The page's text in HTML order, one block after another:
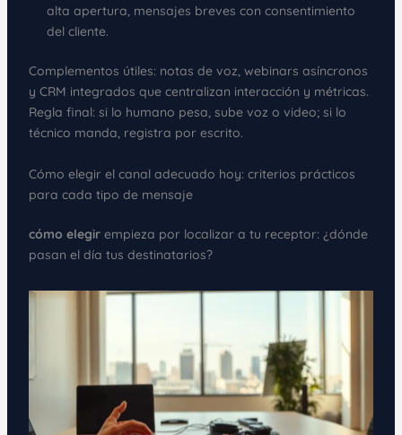
alta apertura, mensajes breves con consentimiento
del cliente.
Complementos útiles: notas de voz, webinars asíncronos
y CRM integrados que centralizan interacción y métricas.
Regla final: si lo humano pesa, sube voz o video; si lo
técnico manda, registra por escrito.
Cómo elegir el canal adecuado hoy: criterios prácticos
para cada tipo de mensaje
cómo elegirempieza por localizar a tu receptor: ¿dónde
pasan el día tus destinatarios?